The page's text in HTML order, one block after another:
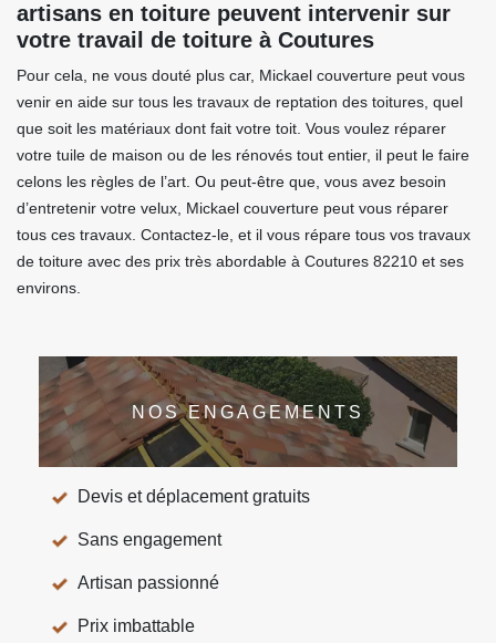
artisans en toiture peuvent intervenir sur
votre travail de toiture à Coutures
Pour cela, ne vous douté plus car, Mickael couverture peut vous
venir en aide sur tous les travaux de reptation des toitures, quel
que soit les matériaux dont fait votre toit. Vous voulez réparer
votre tuile de maison ou de les rénovés tout entier, il peut le faire
celons les règles de l’art. Ou peut-être que, vous avez besoin
d’entretenir votre velux, Mickael couverture peut vous réparer
tous ces travaux. Contactez-le, et il vous répare tous vos travaux
de toiture avec des prix très abordable à Coutures 82210 et ses
environs.
NOS ENGAGEMENTS
Devis et déplacement gratuits
Sans engagement
Artisan passionné
Prix imbattable